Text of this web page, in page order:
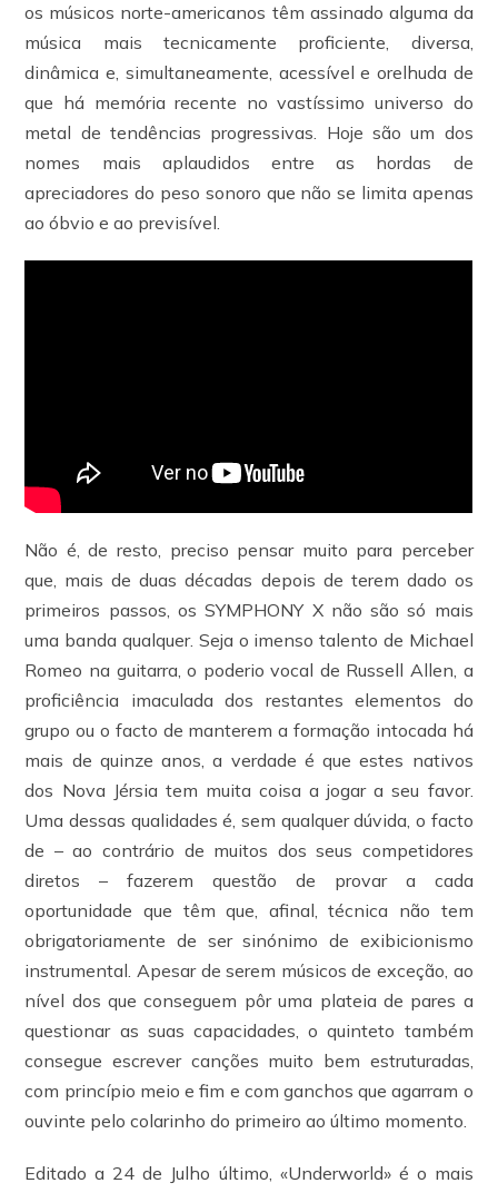
os músicos norte-americanos têm assinado alguma da
música mais tecnicamente proficiente, diversa,
dinâmica e, simultaneamente, acessível e orelhuda de
que há memória recente no vastíssimo universo do
metal de tendências progressivas. Hoje são um dos
nomes mais aplaudidos entre as hordas de
apreciadores do peso sonoro que não se limita apenas
ao óbvio e ao previsível.
Não é, de resto, preciso pensar muito para perceber
que, mais de duas décadas depois de terem dado os
primeiros passos, os SYMPHONY X não são só mais
uma banda qualquer. Seja o imenso talento de Michael
Romeo na guitarra, o poderio vocal de Russell Allen, a
proficiência imaculada dos restantes elementos do
grupo ou o facto de manterem a formação intocada há
mais de quinze anos, a verdade é que estes nativos
dos Nova Jérsia tem muita coisa a jogar a seu favor.
Uma dessas qualidades é, sem qualquer dúvida, o facto
de – ao contrário de muitos dos seus competidores
diretos – fazerem questão de provar a cada
oportunidade que têm que, afinal, técnica não tem
obrigatoriamente de ser sinónimo de exibicionismo
instrumental. Apesar de serem músicos de exceção, ao
nível dos que conseguem pôr uma plateia de pares a
questionar as suas capacidades, o quinteto também
consegue escrever canções muito bem estruturadas,
com princípio meio e fim e com ganchos que agarram o
ouvinte pelo colarinho do primeiro ao último momento.
Editado a 24 de Julho último, «Underworld» é o mais